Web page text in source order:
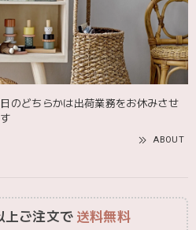
使わせて頂きます🫶
Adnil LAND アドニルランド | PULL ALONG PUPPY からだをくねくねさせながらついてくる プル アロング パピー プルトイ 木のおもちゃ
のどちらかは出荷業務をお休みさせ
ABOUT
上ご注文で 送料無料